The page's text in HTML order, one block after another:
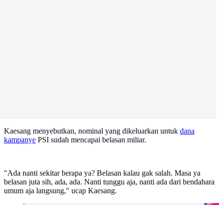
Kaesang menyebutkan, nominal yang dikeluarkan untuk dana
kampanye PSI sudah mencapai belasan miliar.
"Ada nanti sekitar berapa ya? Belasan kalau gak salah. Masa ya
belasan juta sih, ada, ada. Nanti tunggu aja, nanti ada dari bendahara
umum aja langsung," ucap Kaesang.